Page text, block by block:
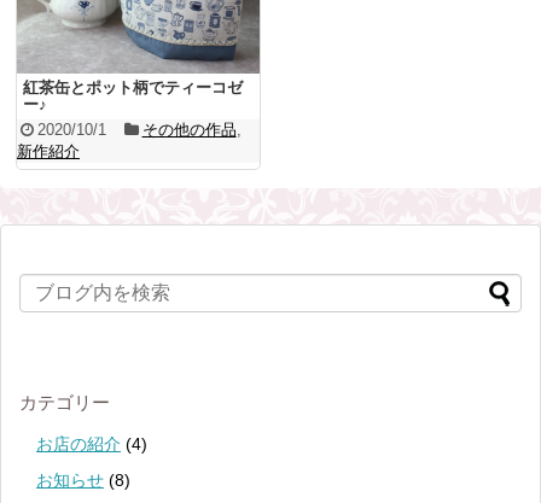
紅茶缶とポット柄でティーコゼ
ー♪
2020/10/1
その他の作品,
新作紹介
カテゴリー
お店の紹介 (4)
お知らせ (8)